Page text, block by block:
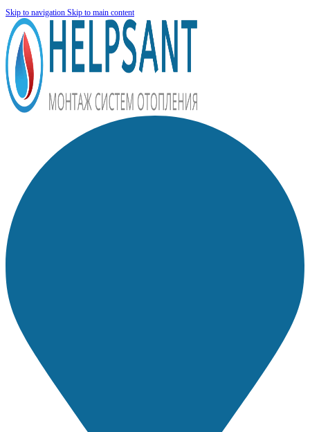
Skip to navigation Skip to main content